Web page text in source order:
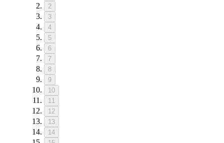
2
3
4
5
6
7
8
9
10
11
12
13
14